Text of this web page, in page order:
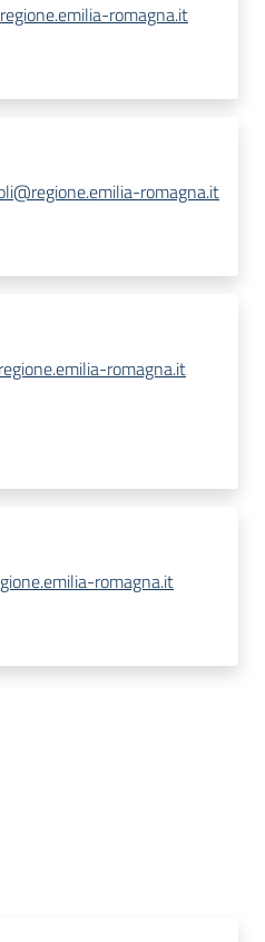
romagna.it
romagna.it
romagna.it
romagna.it